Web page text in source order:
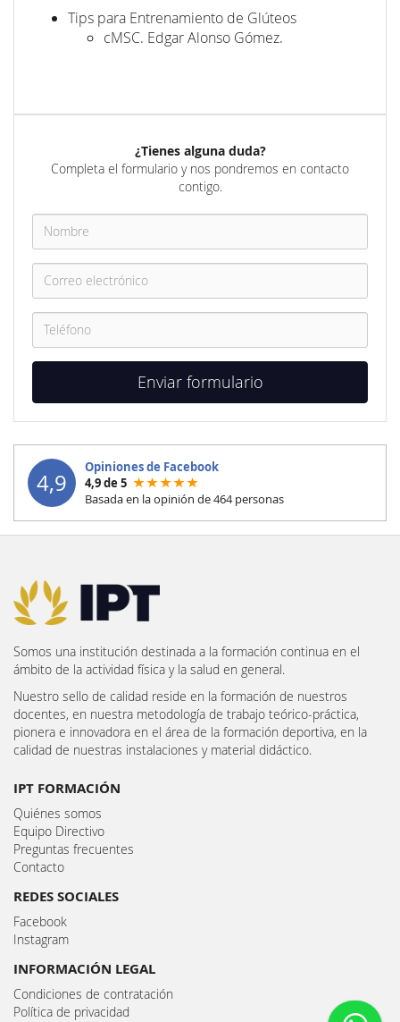
Tips para Entrenamiento de Glúteos
cMSC. Edgar Alonso Gómez.
¿Tienes alguna duda?
Completa el formulario y nos pondremos en contacto
contigo.
Nombre
Correo
electrónico
Teléfono
Enviar formulario
4,9
Opiniones de Facebook
4,9 de 5
Basada en la opinión de 464 personas
Somos una institución destinada a la formación continua en el
ámbito de la actividad física y la salud en general.
Nuestro sello de calidad reside en la formación de nuestros
docentes, en nuestra metodología de trabajo teórico-práctica,
pionera e innovadora en el área de la formación deportiva, en la
calidad de nuestras instalaciones y material didáctico.
IPT FORMACIÓN
Quiénes somos
Equipo Directivo
Preguntas frecuentes
Contacto
REDES SOCIALES
Facebook
Instagram
INFORMACIÓN LEGAL
Condiciones de contratación
Política de privacidad